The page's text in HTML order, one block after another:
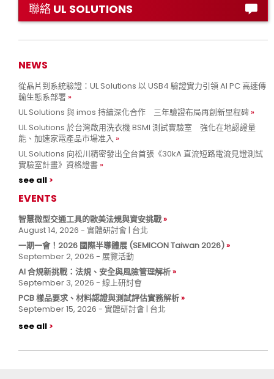
聯絡 UL SOLUTIONS
NEWS
從晶片到系統驗證：UL Solutions 以 USB4 驗證實力引領 AI PC 高速傳
輸生態系部署
UL Solutions 與 imos 持續深化合作 三年驗證布局再創新里程碑
UL Solutions 於台灣啟用洗衣機 BSMI 測試實驗室 強化在地認證量
能、加速家電產品市場准入
UL Solutions 向松川精密發出全台首張《30kA 直流短路電流見證測試
實驗室計畫》資格證書
see all
EVENTS
智慧微型交通工具的歐美法規與資安挑戰
August 14, 2026 - 實體研討會 | 台北
一期一會！2026 國際半導體展 (SEMICON Taiwan 2026)
September 2, 2026 - 展覽活動
AI 合規新挑戰：法規、安全與風險管理解析
September 3, 2026 - 線上研討會
PCB 樣品要求、材料認證與測試評估實務解析
September 15, 2026 - 實體研討會 | 台北
see all